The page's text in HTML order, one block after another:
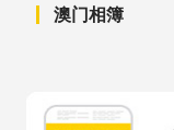
澳门相簿